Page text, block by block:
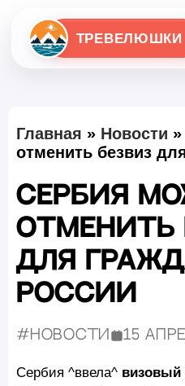
ТРЕВЕЛЮШКИ
Главная » Новости »
отменить безвиз
Сербия
отменить
для
России
#Новости 15
Сербия ^ввела^ визовый